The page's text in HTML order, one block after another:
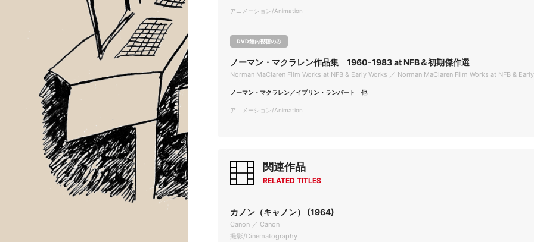
アニメーション/Animation
DVD館内視聴のみ
ノーマン・マクラレン作品集 1960-1983 at NFB＆初期傑作選
Norman MaClaren Film Works at NFB & Early Works ／ Norman MaClaren Film Works at NFB &
ノーマン・マクラレン／イブリン・ランバート 他
アニメーション/Animation
関連作品
RELATED TITLES
カノン（キャノン） (1964)
Canon ／ Canon
撮影/Cinematography